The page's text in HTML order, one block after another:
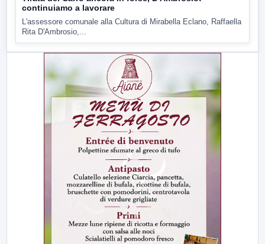
continuiamo a lavorare
L'assessore comunale alla Cultura di Mirabella Eclano, Raffaella
Rita D'Ambrosio,...